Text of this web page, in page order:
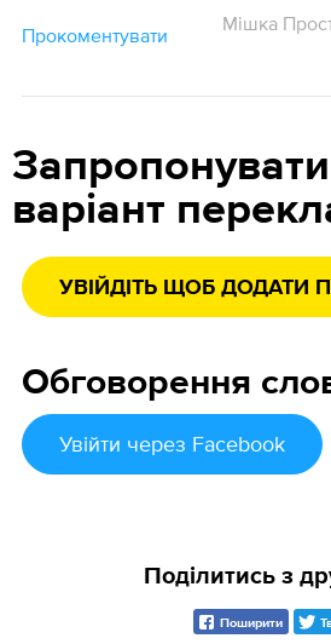
Прокоментувати
Мішка
Запропонувати
варіант
УВІЙДІТЬ ЩОБ ДОДАТИ
Обговорення
Увійти через Facebook
Поділитись з
Поширити